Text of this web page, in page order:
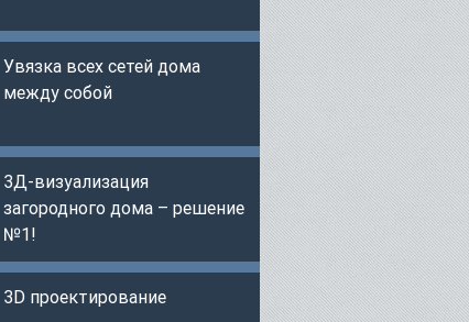
Увязка всех сетей дома
между собой
3Д-визуализация
загородного дома – решение
№1!
3D проектирование